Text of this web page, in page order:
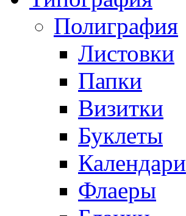
Полиграфия
Листовки
Папки
Визитки
Буклеты
Календари
Флаеры